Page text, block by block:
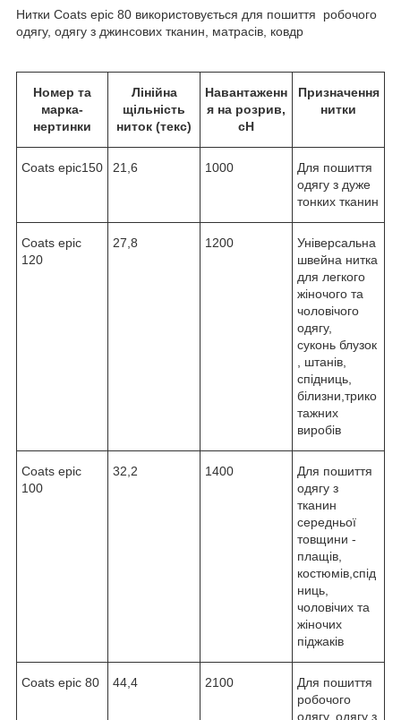
Нитки Сoats epic 80 використовується для пошиття робочого
одягу, одягу з джинсових тканин, матрасів, ковдр
Номер та
марка-
нертинки
Лінійна
щільність
ниток (текс)
Навантаженн
я на розрив,
сН
Призначення
нитки
Coats epic150 21,6 1000
Для пошиття
одягу з дуже
тонких тканин
Coats epic
120
27,8 1200
Універсальна
швейна нитка
для легкого
жіночого та
чоловічого
одягу,
суконь блузок
, штанів,
спідниць,
білизни,трико
тажних
виробів
Coats epic
100
32,2 1400
Для пошиття
одягу з
тканин
середньої
товщини -
плащів,
костюмів,cпід
ниць,
чоловічих та
жіночих
піджаків
Coats epic 80 44,4 2100
Для пошиття
робочого
одягу, одягу з